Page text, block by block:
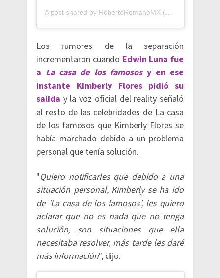
A post shared by RobertoRomanoMX (@robertoromanomx)
Los rumores de la separación
incrementaron cuando Edwin Luna fue
a La casa de los famososy en ese
instante Kimberly Flores pidió su
salida y la voz oficial del reality señaló
al resto de las celebridades de La casa
de los famosos que Kimberly Flores se
había marchado debido a un problema
personal que tenía solución.
"Quiero notificarles que debido a una
situación personal, Kimberly se ha ido
de 'La casa de los famosos', les quiero
aclarar que no es nada que no tenga
solución, son situaciones que ella
necesitaba resolver, más tarde les daré
más información", dijo.